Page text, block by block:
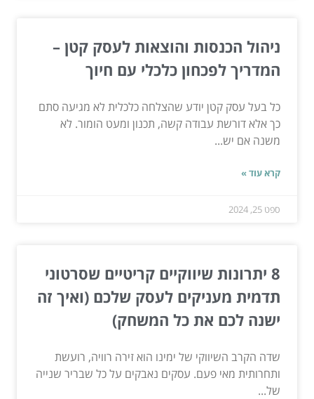
ניהול הכנסות והוצאות לעסק קטן –
המדריך לפכחון כלכלי עם חיוך
כל בעל עסק קטן יודע שהצלחה כלכלית לא מגיעה סתם
כך אלא דורשת עבודה קשה, תכנון ומעט הומור. לא
משנה אם יש...
קרא עוד »
ספט 25, 2024
8 יתרונות שיווקיים קריטיים שסרטוני
תדמית מעניקים לעסק שלכם (ואיך זה
ישנה לכם את כל המשחק)
שדה הקרב השיווקי של ימינו הוא זירה רוויה, רועשת
ותחרותית מאי פעם. עסקים נאבקים על כל שבריר שנייה
של...